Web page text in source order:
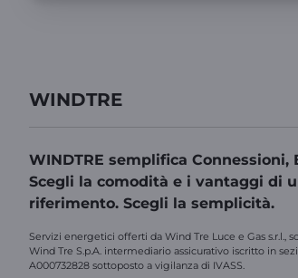
WINDTRE
WINDTRE semplifica Connessioni,
Scegli la comodità e i vantaggi di
riferimento. Scegli la semplicità.
Servizi energetici offerti da Wind Tre Luce e Gas s.r.l.,
Wind Tre S.p.A. intermediario assicurativo iscritto in
A000732828 sottoposto a vigilanza di IVASS.